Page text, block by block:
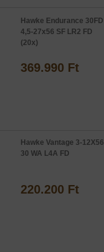
Hawke Endurance 30FD
4,5-27x56 SF LR2 FD
(20x)
369.990 Ft
Hawke Vantage 3-12X56
30 WA L4A FD
220.200 Ft